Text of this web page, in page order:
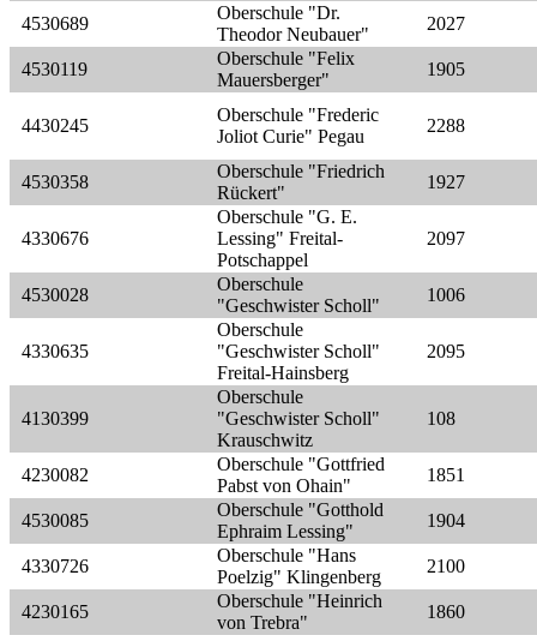
4530689
Oberschule "Dr.
Theodor Neubauer"
2027
4530119
Oberschule "Felix
Mauersberger"
1905
4430245
Oberschule "Frederic
Joliot Curie" Pegau
2288
4530358
Oberschule "Friedrich
Rückert"
1927
4330676
Oberschule "G. E.
Lessing" Freital-
Potschappel
2097
4530028
Oberschule
"Geschwister Scholl"
1006
4330635
Oberschule
"Geschwister Scholl"
Freital-Hainsberg
2095
4130399
Oberschule
"Geschwister Scholl"
Krauschwitz
108
4230082
Oberschule "Gottfried
Pabst von Ohain"
1851
4530085
Oberschule "Gotthold
Ephraim Lessing"
1904
4330726
Oberschule "Hans
Poelzig" Klingenberg
2100
4230165
Oberschule "Heinrich
von Trebra"
1860